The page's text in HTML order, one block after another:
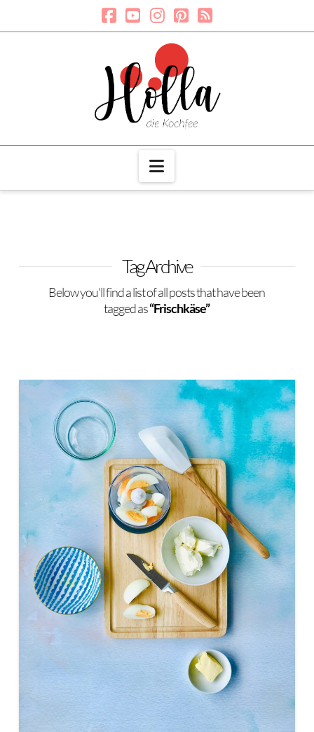
Navigation
Tag Archive
Below you'll find a list of all posts that have been
tagged as“Frischkäse”